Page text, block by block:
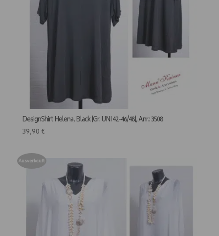
DesignShirt Helena, Black |Gr. UNI 42-46/48|, Anr.: 3508
39,90 €
Ausverkauft